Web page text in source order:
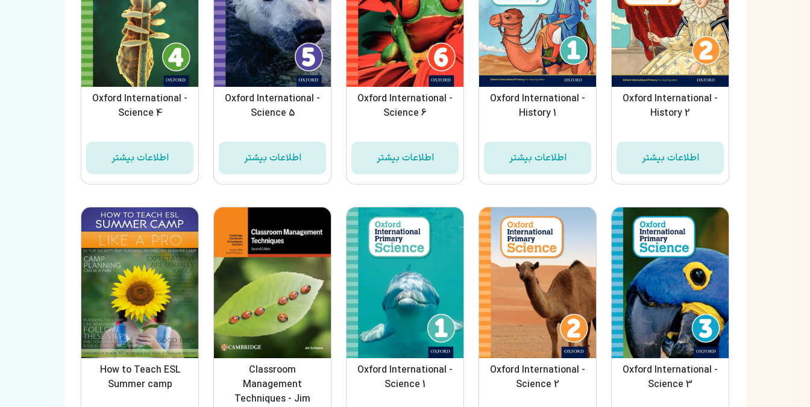
Oxford International -
History 2
اطلاعات بیشتر
Oxford International -
History 1
اطلاعات بیشتر
Oxford International -
Science 6
اطلاعات بیشتر
Oxford International -
Science 5
اطلاعات بیشتر
Oxford International -
Science 4
اطلاعات بیشتر
Oxford International -
Science 3
Oxford International -
Science 2
Oxford International -
Science 1
Classroom
Management
Techniques - Jim
How to Teach ESL
Summer camp